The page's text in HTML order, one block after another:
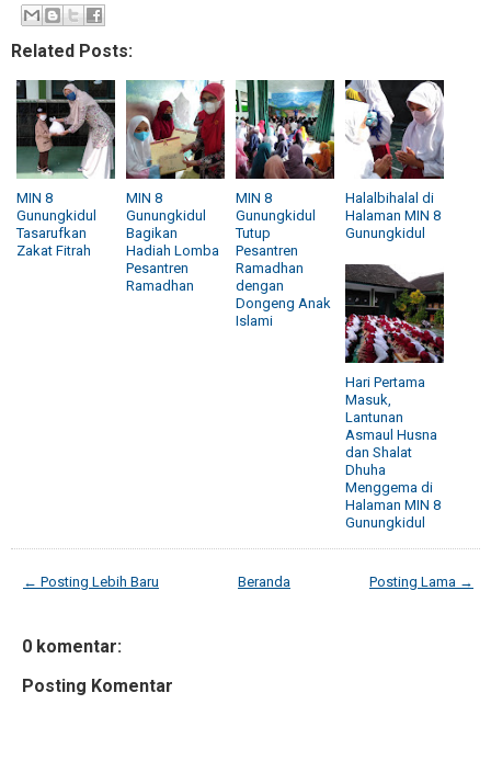
Related Posts:
MIN 8
Gunungkidul
Tasarufkan
Zakat Fitrah
MIN 8
Gunungkidul
Bagikan
Hadiah Lomba
Pesantren
Ramadhan
MIN 8
Gunungkidul
Tutup
Pesantren
Ramadhan
dengan
Dongeng Anak
Islami
Halalbihalal di
Halaman MIN 8
Gunungkidul
Hari Pertama
Masuk,
Lantunan
Asmaul Husna
dan Shalat
Dhuha
Menggema di
Halaman MIN 8
Gunungkidul
← Posting Lebih Baru Posting Lama →
Beranda
0 komentar:
Posting Komentar